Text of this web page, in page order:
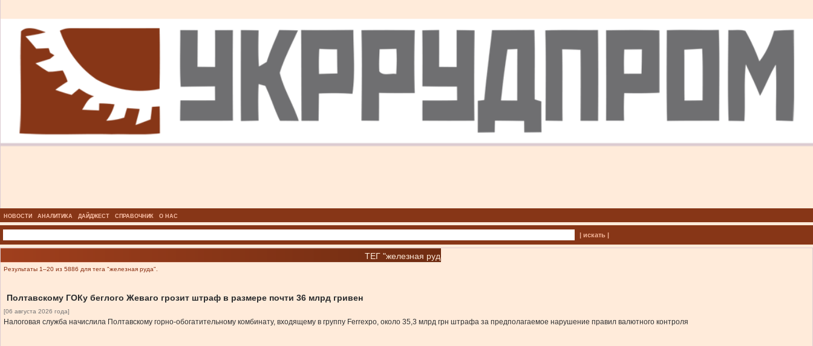
НОВОСТИ АНАЛИТИКА ДАЙДЖЕСТ СПРАВОЧНИК О НАС
| искать |
ТЕГ "железная руда"
Результаты 1–20 из 5886 для тега "железная руда".
Полтавскому ГОКу беглого Жеваго грозит штраф в размере почти 36 млрд гривен
[06 августа 2026 года]
Налоговая служба начислила Полтавскому горно-обогатительному комбинату, входящему в группу Ferrexpo, около 35,3 млрд грн штрафа за предполагаемое нарушение правил валютного контроля